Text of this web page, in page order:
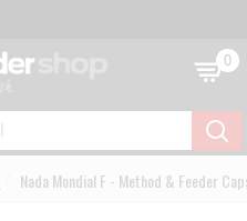
0
Nada Mondial F - Method & Feeder